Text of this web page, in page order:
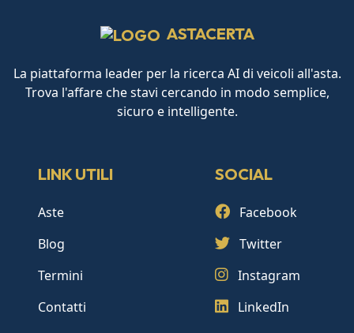
ASTACERTA
La piattaforma leader per la ricerca AI di veicoli all'asta.
Trova l'affare che stavi cercando in modo semplice,
sicuro e intelligente.
LINK UTILI
Aste
Blog
Termini
Contatti
SOCIAL
Facebook
Twitter
Instagram
LinkedIn